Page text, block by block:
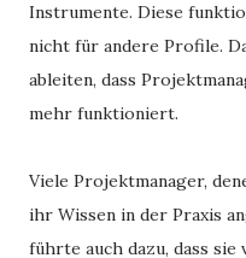
Instrumente. Diese
nicht für andere Profile.
ableiten, dass
mehr funktioniert.
Viele Projektmanager,
ihr Wissen in der Praxis
führte auch dazu, dass